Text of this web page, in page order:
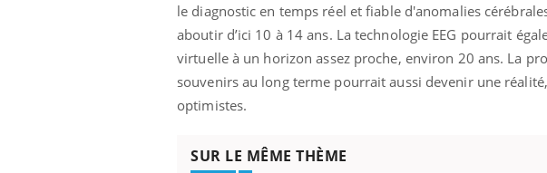
le diagnostic en temps réel et fiable d'anomalies
aboutir d’ici 10 à 14 ans. La technologie EEG pourrait
virtuelle à un horizon assez proche, environ 20 ans. La
souvenirs au long terme pourrait aussi devenir une
optimistes.
SUR LE MÊME THÈME